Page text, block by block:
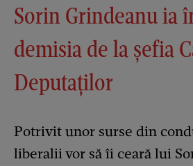
Sorin Grindeanu ia
demisia de la şefia
Deputaţilor
Potrivit unor surse din
liberalii vor să îi ceară lui